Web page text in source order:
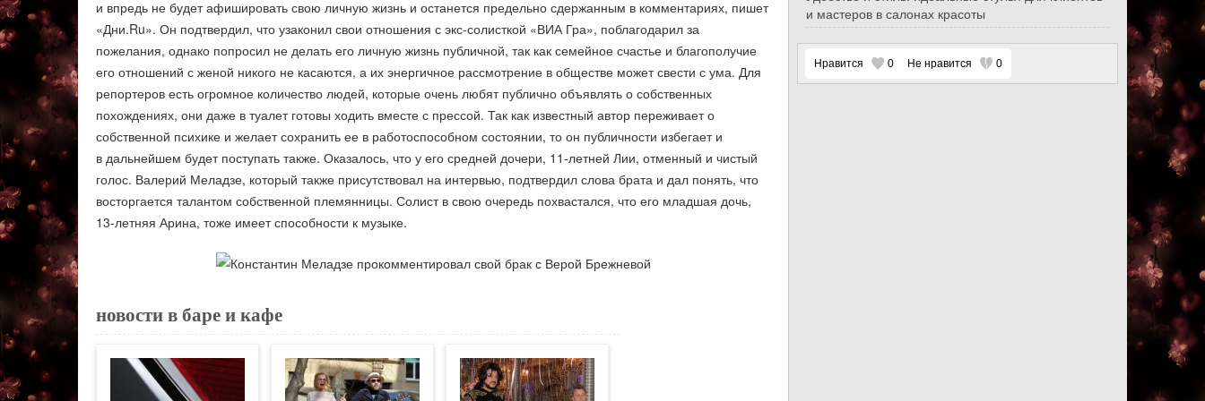
и впредь не будет афишировать свою личную жизнь и останется предельно сдержанным в комментариях, пишет
«Дни.Ru». Он подтвердил, что узаконил свои отношения с экс-солисткой «ВИА Гра», поблагодарил за
пожелания, однако попросил не делать его личную жизнь публичной, так как семейное счастье и благополучие
его отношений с женой никого не касаются, а их энергичное рассмотрение в обществе может свести с ума. Для
репортеров есть огромное количество людей, которые очень любят публично объявлять о собственных
похождениях, они даже в туалет готовы ходить вместе с прессой. Так как известный автор переживает о
собственной психике и желает сохранить ее в работоспособном состоянии, то он публичности избегает и
в дальнейшем будет поступать также. Оказалось, что у его средней дочери, 11-летней Лии, отменный и чистый
голос. Валерий Меладзе, который также присутствовал на интервью, подтвердил слова брата и дал понять, что
восторгается талантом собственной племянницы. Солист в свою очередь похвастался, что его младшая дочь,
13-летняя Арина, тоже имеет способности к музыке.
новости в баре и кафе
и мастеров в салонах красоты
Нравится 0 Не нравится 0